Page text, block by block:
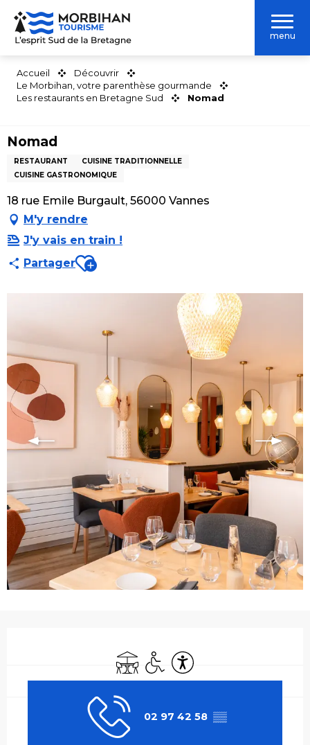
Aller
contenu
menu
Accueil
Découvrir
Le Morbihan, votre parenthèse gourmande
Les restaurants en Bretagne Sud
Nomad
Nomad
RESTAURANT
CUISINE TRADITIONNELLE
CUISINE GASTRONOMIQUE
18 rue Emile Burgault, 56000 Vannes
M'y rendre
J'y vais en train !
PartagerAjouter aux favoris
TerrasseAccès handicapés
Accessibilité
02 97 42 58 ▒▒